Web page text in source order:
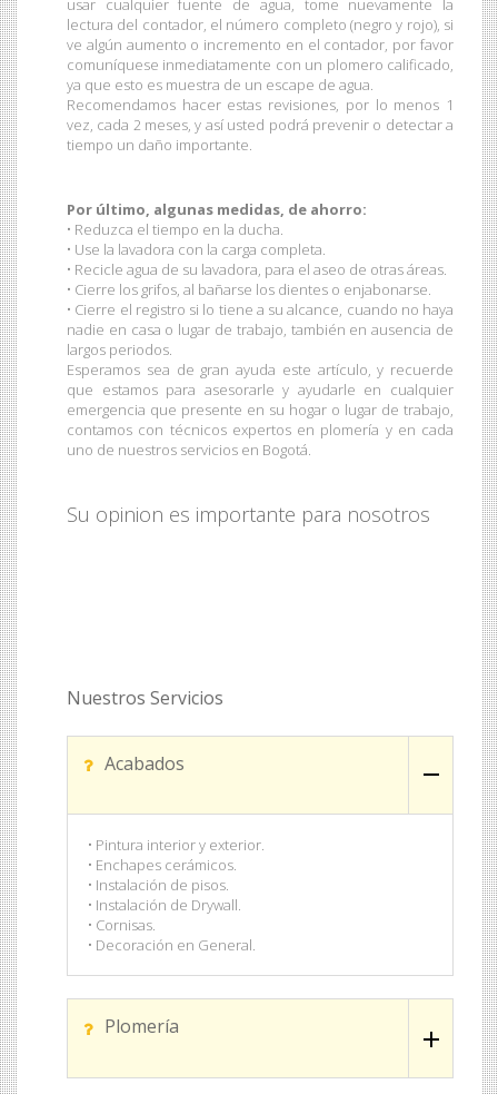
usar cualquier fuente de agua, tome nuevamente la
lectura del contador, el número completo (negro y rojo), si
ve algún aumento o incremento en el contador, por favor
comuníquese inmediatamente con un plomero calificado,
ya que esto es muestra de un escape de agua.
Recomendamos hacer estas revisiones, por lo menos 1
vez, cada 2 meses, y así usted podrá prevenir o detectar a
tiempo un daño importante.
Por último, algunas medidas, de ahorro:
• Reduzca el tiempo en la ducha.
• Use la lavadora con la carga completa.
• Recicle agua de su lavadora, para el aseo de otras áreas.
• Cierre los grifos, al bañarse los dientes o enjabonarse.
• Cierre el registro si lo tiene a su alcance, cuando no haya
nadie en casa o lugar de trabajo, también en ausencia de
largos periodos.
Esperamos sea de gran ayuda este artículo, y recuerde
que estamos para asesorarle y ayudarle en cualquier
emergencia que presente en su hogar o lugar de trabajo,
contamos con técnicos expertos en plomería y en cada
uno de nuestros servicios en Bogotá.
Su opinion es importante para nosotros
Nuestros Servicios
Acabados
• Pintura interior y exterior.
• Enchapes cerámicos.
• Instalación de pisos.
• Instalación de Drywall.
• Cornisas.
• Decoración en General.
Plomería